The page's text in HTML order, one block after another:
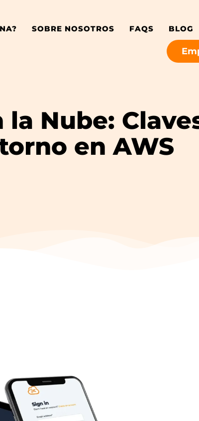
SOBRE NOSOTROS FAQS BLOG
Nube:
en AWS